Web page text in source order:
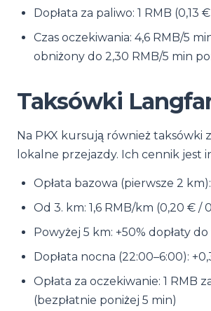
Dopłata za paliwo: 1 RMB (0,13
Czas oczekiwania: 4,6 RMB/5
obniżony do 2,30 RMB/5 min
Taksówki
Na PKX kursują również taksówki
lokalne przejazdy. Ich cennik jest
Opłata bazowa (pierwsze 2
Od 3. km: 1,6 RMB/km (0,20 € /
Powyżej 5 km: +50% dopłaty
Dopłata nocna (22:00–6:00):
Opłata za oczekiwanie: 1 RMB
(bezpłatnie poniżej 5 min)